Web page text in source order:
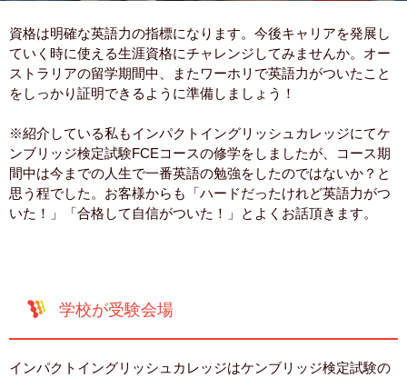
資格は明確な英語力の指標になります。今後キャリアを発展し
ていく時に使える生涯資格にチャレンジしてみませんか。オー
ストラリアの留学期間中、またワーホリで英語力がついたこと
をしっかり証明できるように準備しましょう！
※紹介している私もインパクトイングリッシュカレッジにてケ
ンブリッジ検定試験FCEコースの修学をしましたが、コース期
間中は今までの人生で一番英語の勉強をしたのではないか？と
思う程でした。お客様からも「ハードだったけれど英語力がつ
いた！」「合格して自信がついた！」とよくお話頂きます。
学校が受験会場
インパクトイングリッシュカレッジはケンブリッジ検定試験の